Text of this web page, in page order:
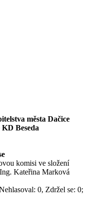
města Dačice
Beseda
komisi ve složení
Kateřina Marková
0, Zdržel se: 0;